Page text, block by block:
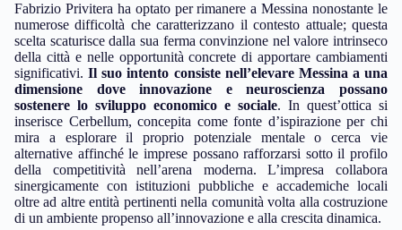
Fabrizio Privitera ha optato per rimanere a Messina nonostante le
numerose difficoltà che caratterizzano il contesto attuale; questa
scelta scaturisce dalla sua ferma convinzione nel valore intrinseco
della città e nelle opportunità concrete di apportare cambiamenti
significativi.Il suo intento consiste nell’elevare Messina a una
dimensione dove innovazione e neuroscienza possano
sostenere lo sviluppo economico e sociale. In quest’ottica si
inserisce Cerbellum, concepita come fonte d’ispirazione per chi
mira a esplorare il proprio potenziale mentale o cerca vie
alternative affinché le imprese possano rafforzarsi sotto il profilo
della competitività nell’arena moderna. L’impresa collabora
sinergicamente con istituzioni pubbliche e accademiche locali
oltre ad altre entità pertinenti nella comunità volta alla costruzione
di un ambiente propenso all’innovazione e alla crescita dinamica.